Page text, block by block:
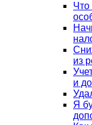
Что
из
и
Я